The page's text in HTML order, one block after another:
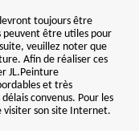
toujours être
peuvent être utiles pour
veuillez noter que
Afin de réaliser ces
JL.Peinture
et très
convenus. Pour les
visiter son site Internet.